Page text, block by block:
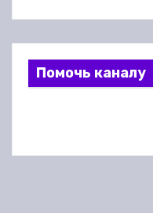
Помочь каналу